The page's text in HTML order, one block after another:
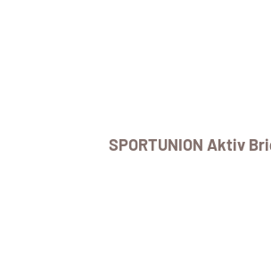
SPORTUNION Aktiv